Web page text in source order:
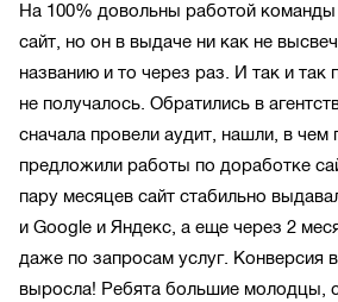
На 100% довольны работой
сайт, но он в выдаче ни как не
названию и то через раз. И так и так
не получалось. Обратились в
сначала провели аудит, нашли, в чем
предложили работы по доработке
пару месяцев сайт стабильно
и Google и Яндекс, а еще через 2
даже по запросам услуг. Конверсия
выросла! Ребята большие молодцы,